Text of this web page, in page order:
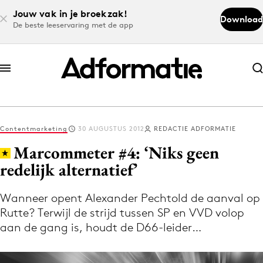
Jouw vak in je broekzak!
De beste leeservaring met de app
Download
Abonneer nu
Abonneer nu
Log in
Volg het laatste nieuws via de Adformatie
Nieuws app
Contentmarketing 30 AUGUSTUS 2012 REDACTIE ADFORMATIE
Marcommeter #4: ‘Niks geen
redelijk alternatief’
Wanneer opent Alexander Pechtold de aanval op
Rutte? Terwijl de strijd tussen SP en VVD volop
aan de gang is, houdt de D66-leider…